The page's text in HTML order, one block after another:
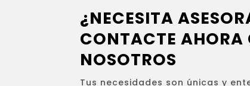
¿NECESITA
CONTACTE AHORA
NOSOTROS
Tus necesidades son únicas y